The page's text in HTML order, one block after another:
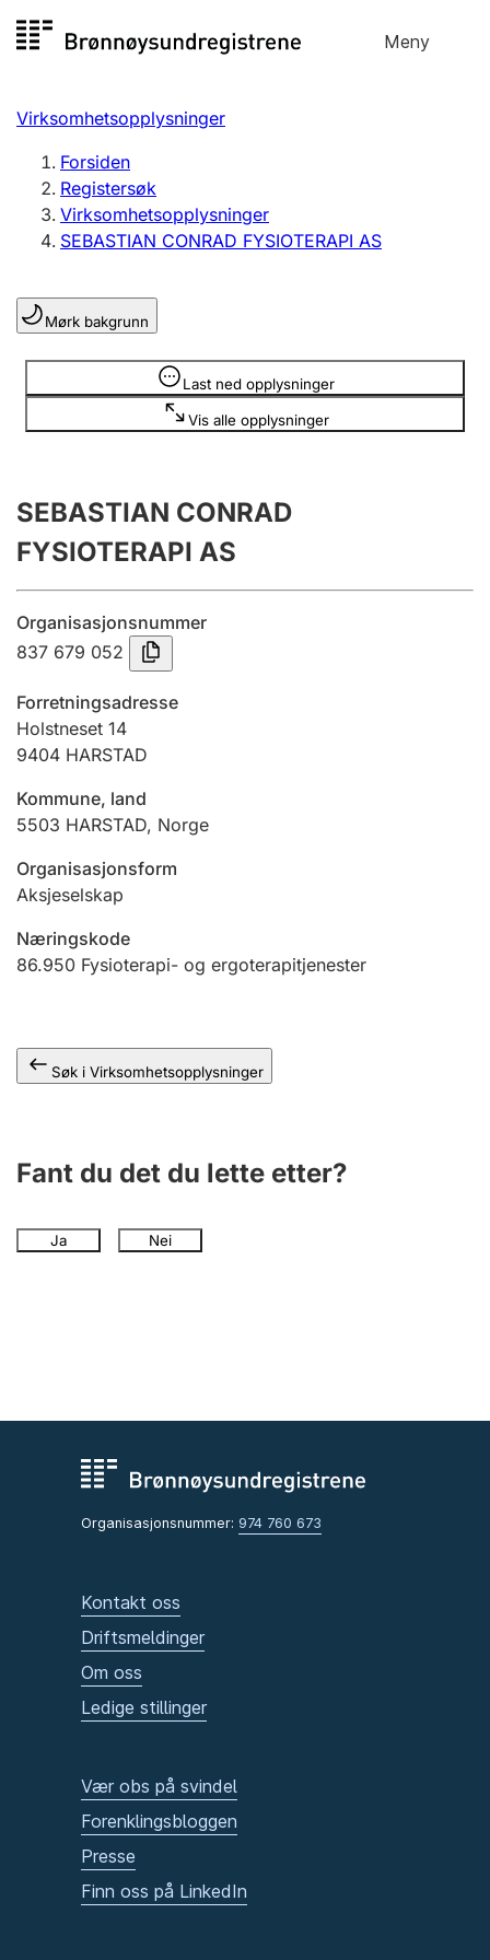
til
Meny
Registersøk
Aksjeselskap
Enkeltpersonforetak
Registrere, endre, slette
Lag og forening
Registrere, endre, slette
Årsregnskap
Innsending og forsinkelsesgebyr
Tinglysing
Jeger
Betaling og jegeravgiftskort
Ektepaktveileder
Offentlig sektor
Virksomhetsopplysninger
Forsiden
Registersøk
Virksomhetsopplysninger
SEBASTIAN CONRAD FYSIOTERAPI AS
Mørk bakgrunn
Last ned opplysninger
Vis alle opplysninger
Opplysninger er skjult
SEBASTIAN CONRAD
FYSIOTERAPI AS
Organisasjonsnummer
837 679 052
Forretningsadresse
Holstneset 14
9404 HARSTAD
Kommune, land
5503 HARSTAD, Norge
Organisasjonsform
Aksjeselskap
Næringskode
86.950 Fysioterapi- og ergoterapitjenester
Søk i Virksomhetsopplysninger
Fant du det du lette etter?
Ja Nei
Organisasjonsnummer: 974 760 673
Kontakt oss
Driftsmeldinger
Om oss
Ledige stillinger
Vær obs på svindel
Forenklingsbloggen
Presse
Finn oss på LinkedIn